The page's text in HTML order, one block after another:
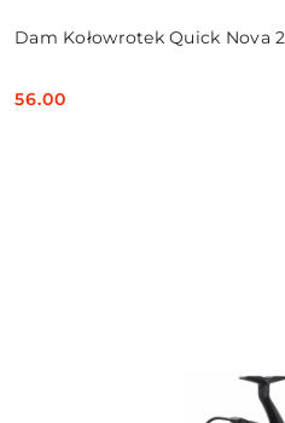
Dam Kołowrotek Quick Nova
Cena:
56.00